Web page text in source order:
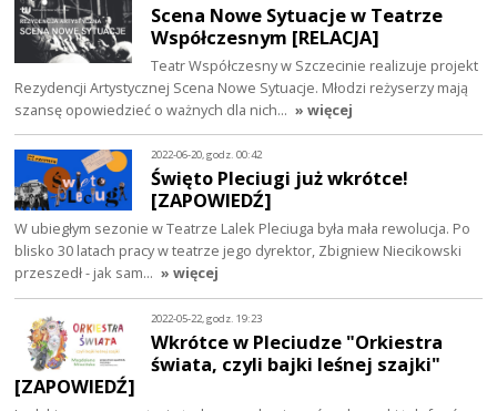
Scena Nowe Sytuacje w Teatrze
Współczesnym [RELACJA]
Teatr Współczesny w Szczecinie realizuje projekt
Rezydencji Artystycznej Scena Nowe Sytuacje. Młodzi reżyserzy mają
szansę opowiedzieć o ważnych dla nich… » więcej
2022-06-20, godz. 00:42
Święto Pleciugi już wkrótce!
[ZAPOWIEDŹ]
W ubiegłym sezonie w Teatrze Lalek Pleciuga była mała rewolucja. Po
blisko 30 latach pracy w teatrze jego dyrektor, Zbigniew Niecikowski
przeszedł - jak sam… » więcej
2022-05-22, godz. 19:23
Wkrótce w Pleciudze "Orkiestra
świata, czyli bajki leśnej szajki"
[ZAPOWIEDŹ]